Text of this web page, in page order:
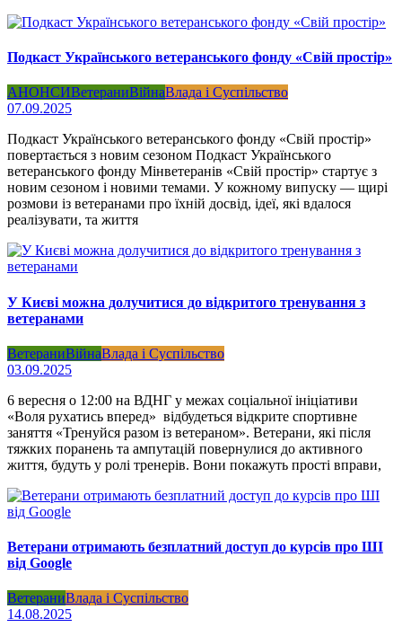
Подкаст Українського ветеранського фонду «Свій простір»
АНОНСИВетераниВійнаВлада і Суспільство
07.09.2025
Подкаст Українського ветеранського фонду «Свій простір»
повертається з новим сезоном Подкаст Українського
ветеранського фонду Мінветеранів «Свій простір» стартує з
новим сезоном і новими темами. У кожному випуску — щирі
розмови із ветеранами про їхній досвід, ідеї, які вдалося
реалізувати, та життя
У Києві можна долучитися до відкритого тренування з
ветеранами
ВетераниВійнаВлада і Суспільство
03.09.2025
6 вересня о 12:00 на ВДНГ у межах соціальної ініціативи
«Воля рухатись вперед» відбудеться відкрите спортивне
заняття «Тренуйся разом із ветераном». Ветерани, які після
тяжких поранень та ампутацій повернулися до активного
життя, будуть у ролі тренерів. Вони покажуть прості вправи,
Ветерани отримають безплатний доступ до курсів про ШІ
від Google
ВетераниВлада і Суспільство
14.08.2025